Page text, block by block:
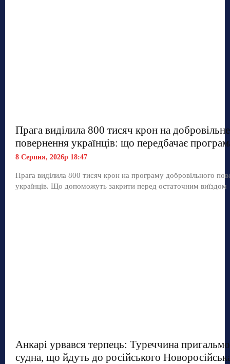
Прага виділила 800 тисяч крон на добровільне
повернення українців: що передбачає
8 Серпня, 2026р 18:47
Прага виділила 800 тисяч крон на програму добровільного
українців. Що допоможуть закрити перед остаточним виїздом
Анкарі урвався терпець: Туреччина
судна, що йдуть до російського